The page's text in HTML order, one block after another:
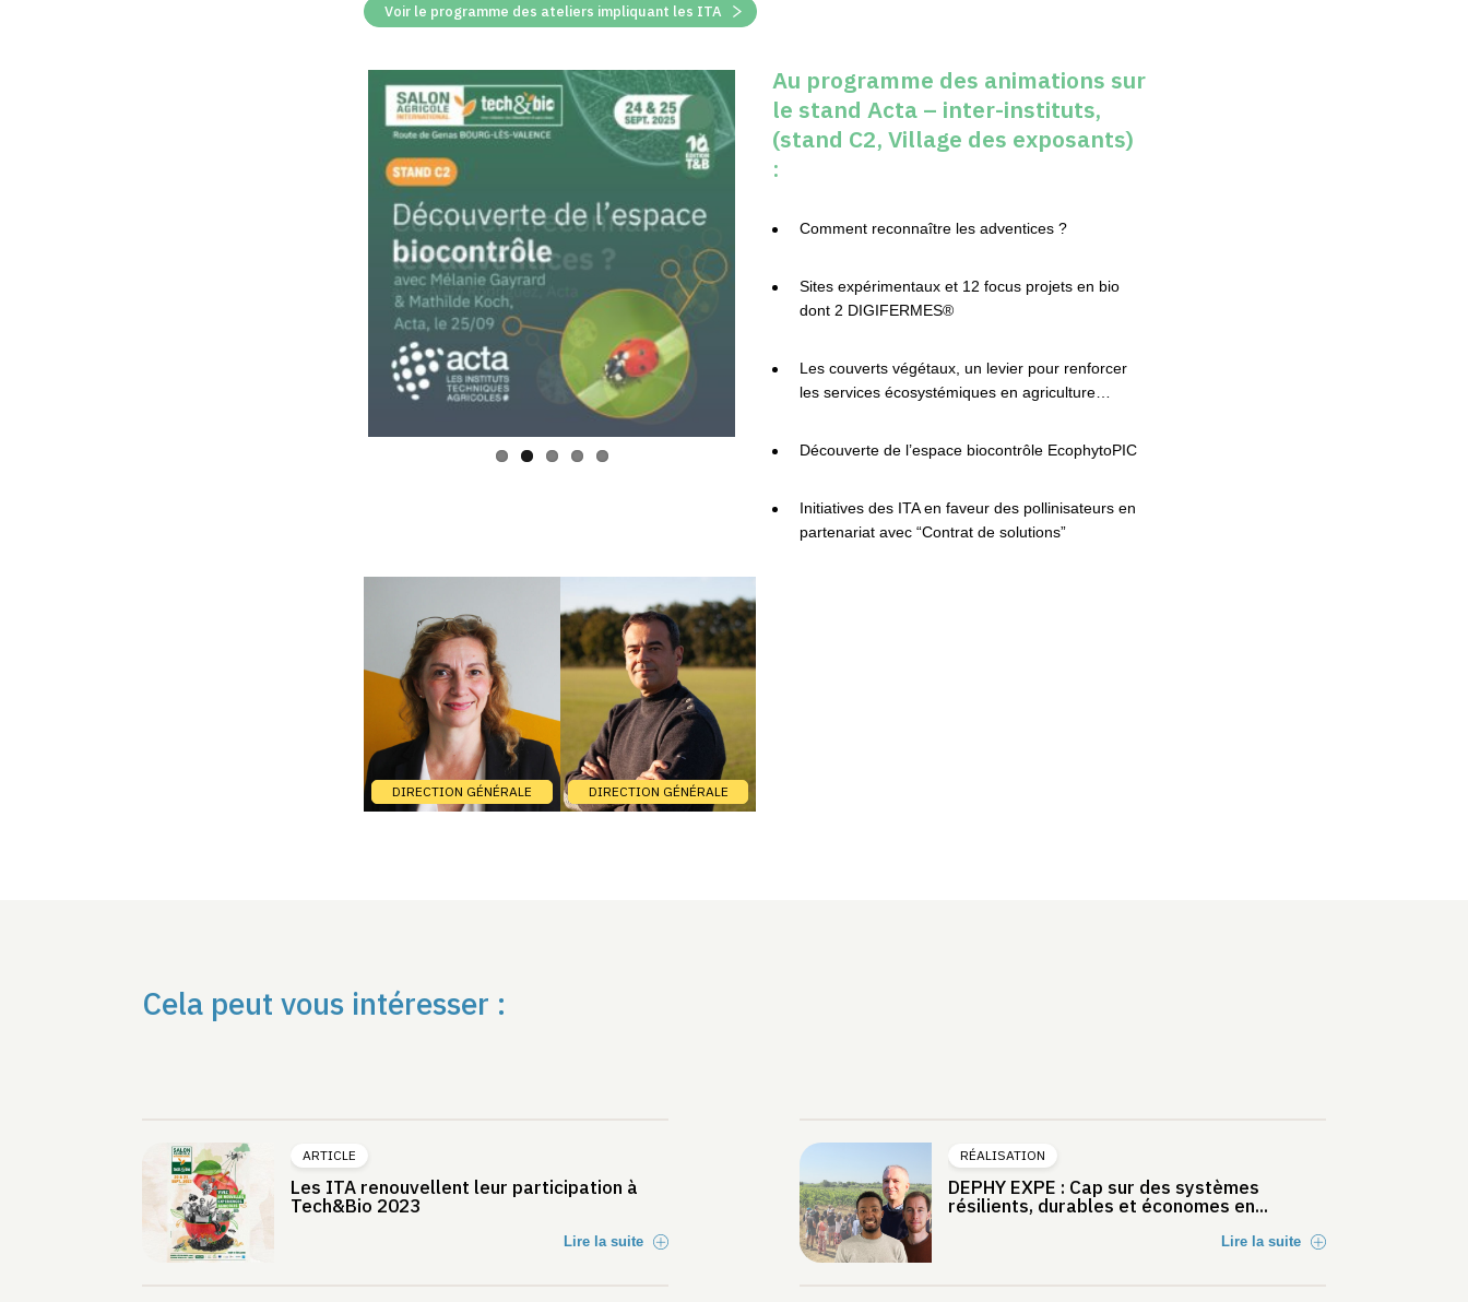
Voir le programme des ateliers impliquant les ITA
Au programme des animations sur
le stand Acta – inter-instituts,
(stand C2, Village des exposants)
:
Comment reconnaître les adventices ?
Sites expérimentaux et 12 focus projets en bio
dont 2 DIGIFERMES®
Les couverts végétaux, un levier pour renforcer
les services écosystémiques en agriculture…
Découverte de l’espace biocontrôle EcophytoPIC
Initiatives des ITA en faveur des pollinisateurs en
partenariat avec “Contrat de solutions”
DIRECTION GÉNÉRALE DIRECTION GÉNÉRALE
Cela peut vous intéresser :
ARTICLE
Les ITA renouvellent leur participation à
Tech&Bio 2023
Lire la suite
RÉALISATION
DEPHY EXPE : Cap sur des systèmes
résilients, durables et économes en...
Lire la suite